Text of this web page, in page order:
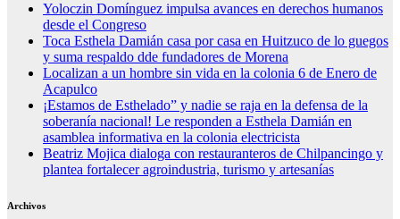
Yoloczin Domínguez impulsa avances en derechos humanos
desde el Congreso
Toca Esthela Damián casa por casa en Huitzuco de lo guegos
y suma respaldo dde fundadores de Morena
Localizan a un hombre sin vida en la colonia 6 de Enero de
Acapulco
¡Estamos de Esthelado” y nadie se raja en la defensa de la
soberanía nacional! Le responden a Esthela Damián en
asamblea informativa en la colonia electricista
Beatriz Mojica dialoga con restauranteros de Chilpancingo y
plantea fortalecer agroindustria, turismo y artesanías
Archivos